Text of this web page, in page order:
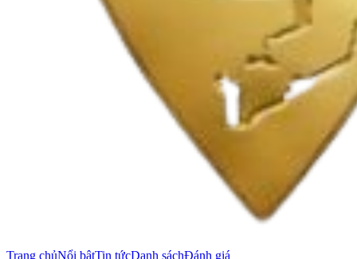
Trang chủNổi bậtTin tứcDanh sáchĐánh giá